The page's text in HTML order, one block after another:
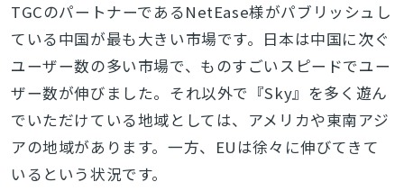
TGCのパートナーであるNetEase様がパブリッシュし
ている中国が最も大きい市場です。日本は中国に次ぐ
ユーザー数の多い市場で、ものすごいスピードでユー
ザー数が伸びました。それ以外で『Sky』を多く遊ん
でいただけている地域としては、アメリカや東南アジ
アの地域があります。一方、EUは徐々に伸びてきて
いるという状況です。